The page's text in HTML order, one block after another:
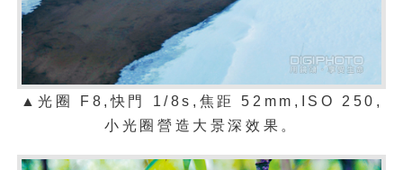
▲光圈 F8,快門 1/8s , 焦距 52mm , ISO 250 ,
小光圈營造大景深效果。